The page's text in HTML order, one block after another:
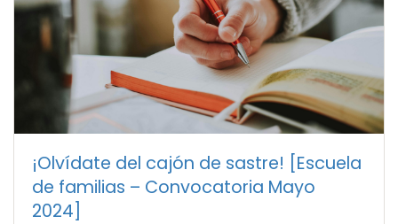
¡Olvídate del cajón de sastre! [Escuela
de familias – Convocatoria Mayo
2024]